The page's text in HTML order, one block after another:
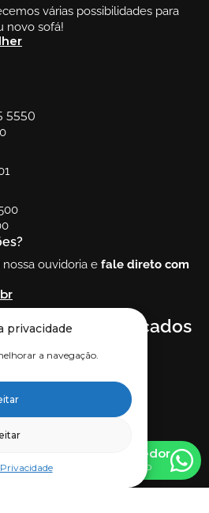
privacidade
a navegação.
várias possibilidades para
novo sofá!
5550
ouvidoria e fale direto com
nos
Certificados
Falar com Vendedor